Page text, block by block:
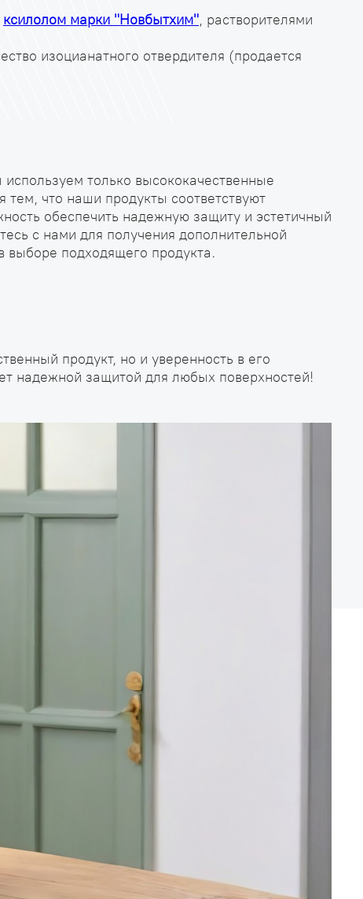
ксилолом марки "Новбытхим", растворителями
изоцианатного отвердителя (продается
только высококачественные
что наши продукты соответствуют
обеспечить надежную защиту и эстетичный
с нами для получения дополнительной
подходящего продукта.
продукт, но и уверенность в его
надежной защитой для любых поверхностей!